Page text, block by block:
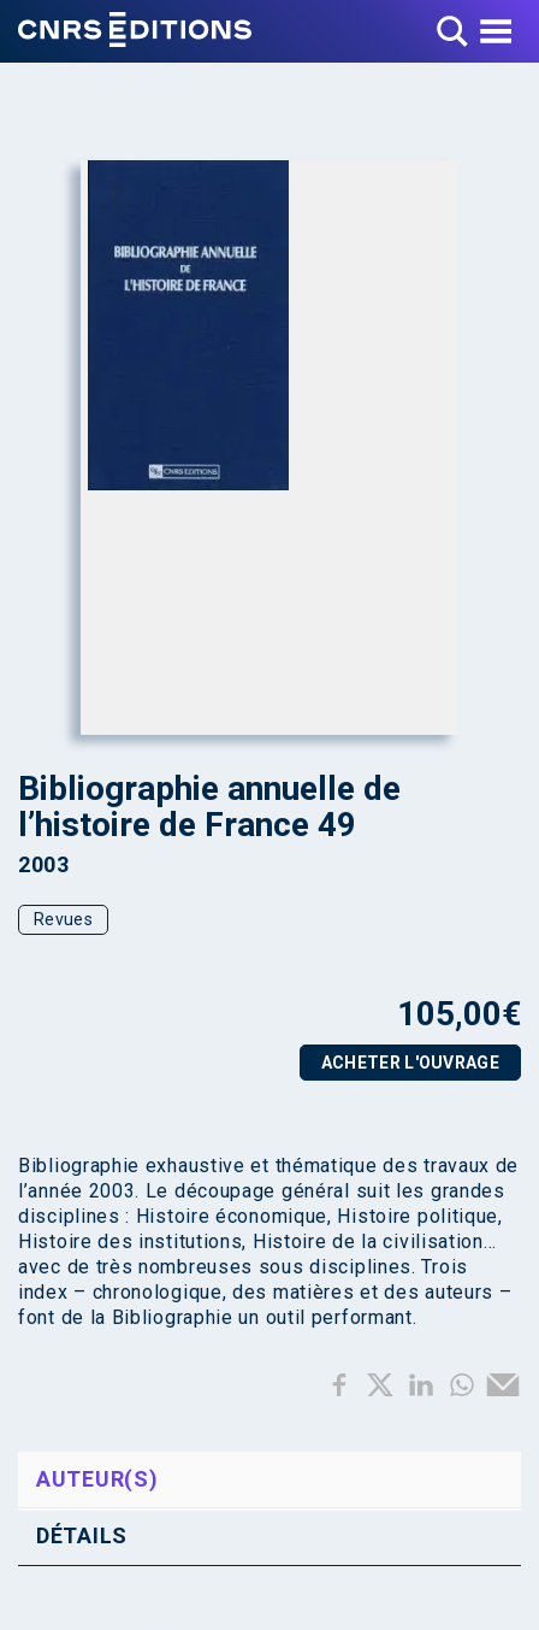
Toggle Menu
+
Bibliographie annuelle de
l’histoire de France 49
2003
Revues
105,00€
ACHETER L'OUVRAGE
Bibliographie exhaustive et thématique des travaux de
l’année 2003. Le découpage général suit les grandes
disciplines : Histoire économique, Histoire politique,
Histoire des institutions, Histoire de la civilisation…
avec de très nombreuses sous disciplines. Trois
index – chronologique, des matières et des auteurs –
font de la Bibliographie un outil performant.
AUTEUR(S)
DÉTAILS